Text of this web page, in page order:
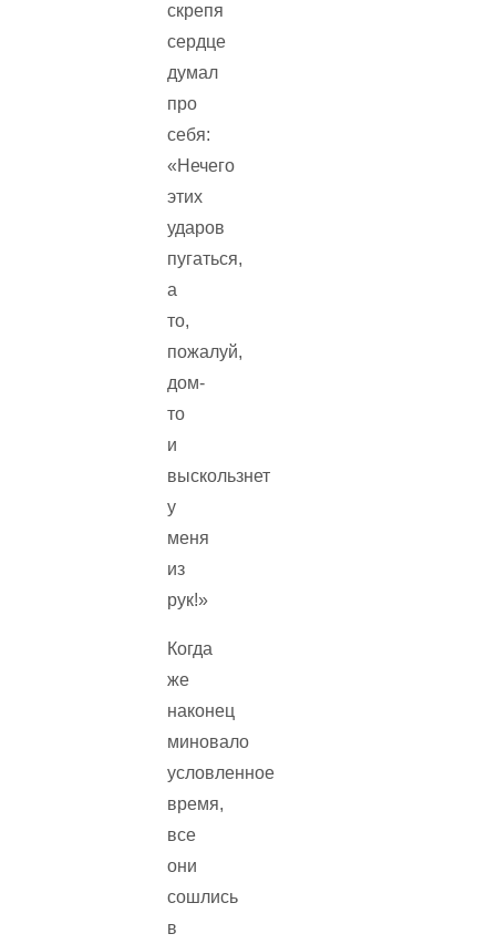
скрепя
сердце
думал
про
себя:
«Нечего
этих
ударов
пугаться,
а
то,
пожалуй,
дом-
то
и
выскользнет
у
меня
из
рук!»
Когда
же
наконец
миновало
условленное
время,
все
они
сошлись
в